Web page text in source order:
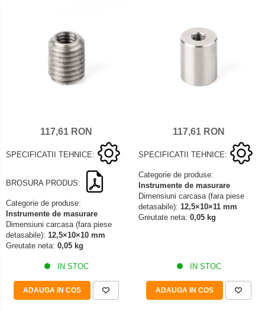
117,61 RON
SPECIFICATII TEHNICE:
BROSURA PRODUS:
Categorie de produse:
Instrumente de masurare
Dimensiuni carcasa (fara piese
detasabile): 12,5×10×10 mm
Greutate neta: 0,05 kg
IN STOC
ADAUGA IN COS
117,61 RON
SPECIFICATII TEHNICE:
Categorie de produse:
Instrumente de masurare
Dimensiuni carcasa (fara piese
detasabile): 12,5×10×11 mm
Greutate neta: 0,05 kg
IN STOC
ADAUGA IN COS